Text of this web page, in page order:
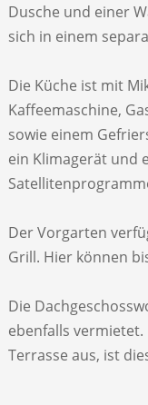
Dusche und einer
sich in einem
Die Küche ist mit
Kaffeemaschine,
sowie einem
ein Klimagerät und
Der Vorgarten
Grill. Hier können
Die
ebenfalls
Terrasse aus, ist